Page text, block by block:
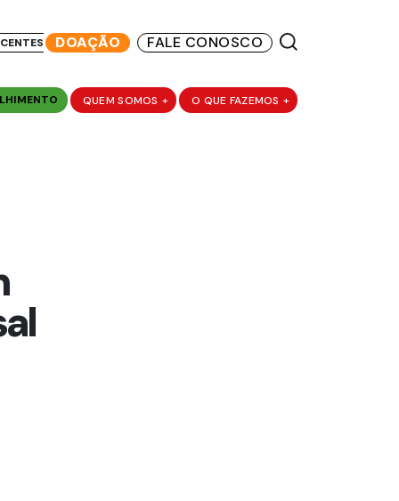
DOAÇÃO FALE CONOSCO
QUEM SOMOS + O QUE FAZEMOS +